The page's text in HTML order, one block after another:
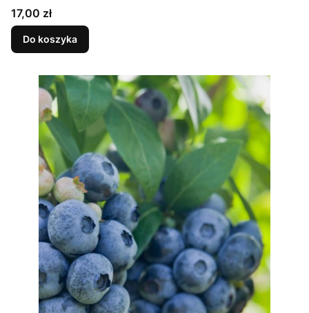
Cena
17,00 zł
Do koszyka